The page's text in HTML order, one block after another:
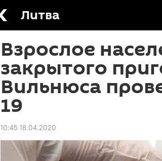
Литва
Взрослое
закрытого
Вильнюса
19
10:45 18.04.2020